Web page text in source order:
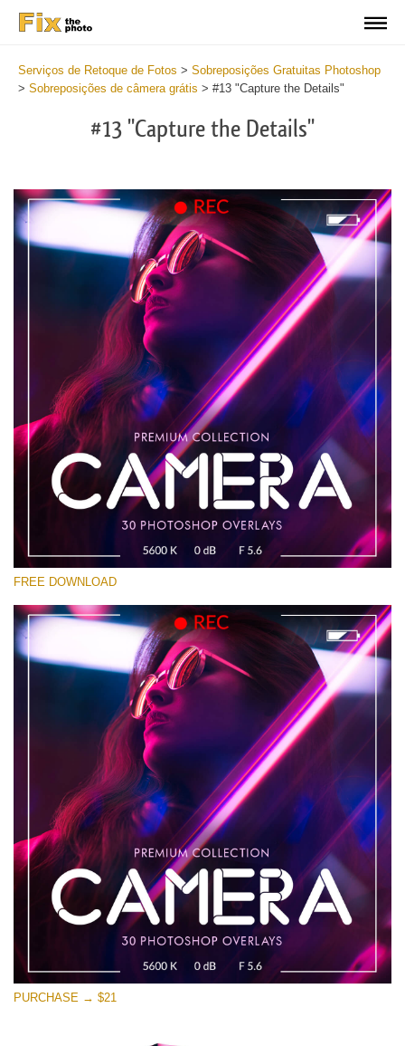
Serviços de Retoque de Fotos > Sobreposições Gratuitas Photoshop
> Sobreposições de câmera grátis > #13 "Capture the Details"
#13 "Capture the Details"
Por favor selecione
Free Photoshop Overlay #13
Small 800*533px
Camera Overlays
(30 Overlays)
Bokeh Complete Collection (650 Overlays)
Large 6000*4000px
Entire Collection
(1783 Overlays)
Large 6000*4000px
Download Grátis
FREE DOWNLOAD
PURCHASE → $21